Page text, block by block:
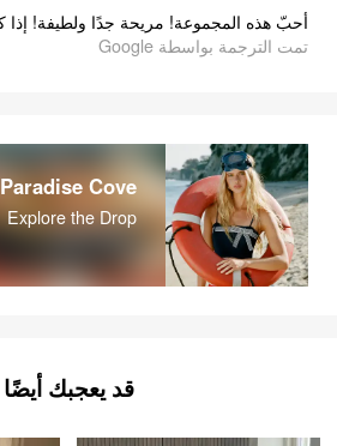
تمت الترجمة بواسطة Google
Paradise Cove
Explore the Drop
قد يعجبك أيضًا